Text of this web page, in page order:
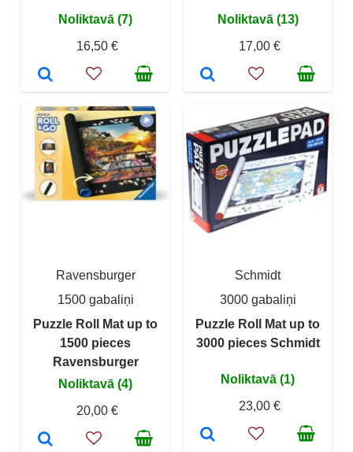
Noliktavā (7)
16,50 €
Noliktavā (13)
17,00 €
Ravensburger
1500 gabaliņi
Puzzle Roll Mat up to
1500 pieces
Ravensburger
Noliktavā (4)
20,00 €
Schmidt
3000 gabaliņi
Puzzle Roll Mat up to
3000 pieces Schmidt
Noliktavā (1)
23,00 €